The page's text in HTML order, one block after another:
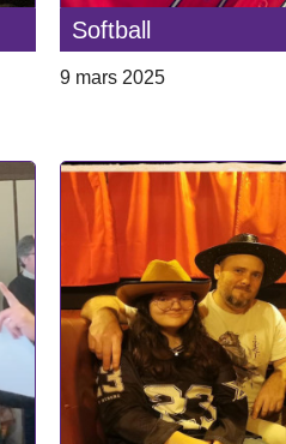
Softball
9 mars 2025